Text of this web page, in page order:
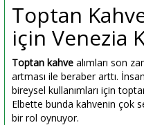
Toptan
için Venezia
Toptan kahve alımları son
artması ile beraber arttı.
bireysel kullanımları için
Elbette bunda kahvenin çok
bir rol oynuyor.